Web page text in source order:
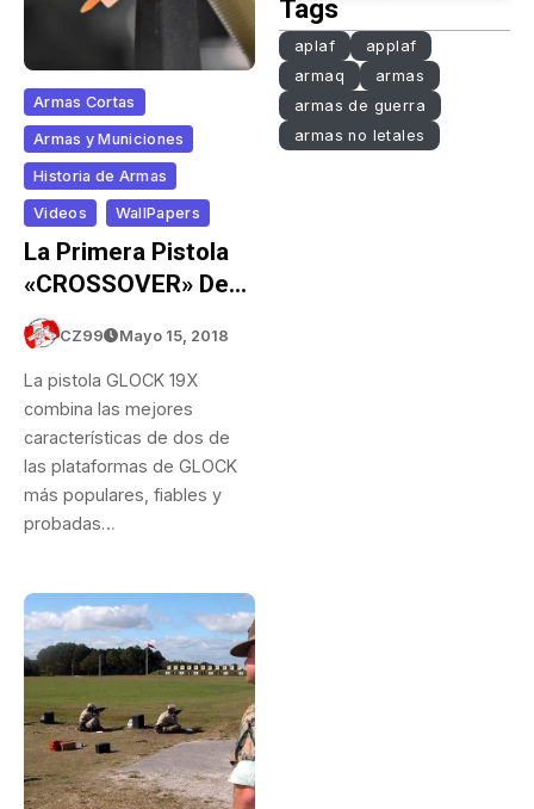
Armas Cortas
Armas y Municiones
Historia de Armas
Videos WallPapers
La Primera Pistola
«CROSSOVER» De
GLOCK
CZ99 Mayo 15, 2018
La pistola GLOCK 19X
combina las mejores
características de dos de
las plataformas de GLOCK
más populares, fiables y
probadas…
Tags
aplaf
applaf
armaq
armas
armas de guerra
armas no letales